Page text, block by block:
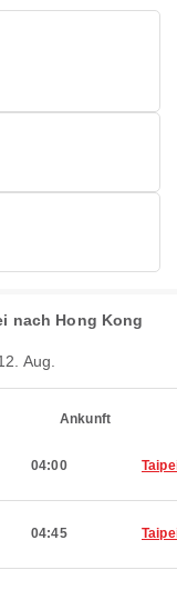
nach Hong Kong
Aug.
Ankunft
04:00
04:45